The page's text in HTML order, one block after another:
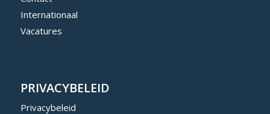
Internationaal
Vacatures
PRIVACYBELEID
Privacybeleid